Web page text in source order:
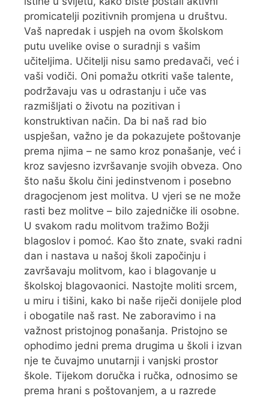
promicatelji pozitivnih promjena u društvu.
Vaš napredak i uspjeh na ovom školskom
putu uvelike ovise o suradnji s vašim
učiteljima. Učitelji nisu samo predavači, već i
vaši vodiči. Oni pomažu otkriti vaše talente,
podržavaju vas u odrastanju i uče vas
razmišljati o životu na pozitivan i
konstruktivan način. Da bi naš rad bio
uspješan, važno je da pokazujete poštovanje
prema njima – ne samo kroz ponašanje, već i
kroz savjesno izvršavanje svojih obveza. Ono
što našu školu čini jedinstvenom i posebno
dragocjenom jest molitva. U vjeri se ne može
rasti bez molitve – bilo zajedničke ili osobne.
U svakom radu molitvom tražimo Božji
blagoslov i pomoć. Kao što znate, svaki radni
dan i nastava u našoj školi započinju i
završavaju molitvom, kao i blagovanje u
školskoj blagovaonici. Nastojte moliti srcem,
u miru i tišini, kako bi naše riječi donijele plod
i obogatile naš rast. Ne zaboravimo i na
važnost pristojnog ponašanja. Pristojno se
ophodimo jedni prema drugima u školi i izvan
nje te čuvajmo unutarnji i vanjski prostor
škole. Tijekom doručka i ručka, odnosimo se
prema hrani s poštovanjem, a u razrede